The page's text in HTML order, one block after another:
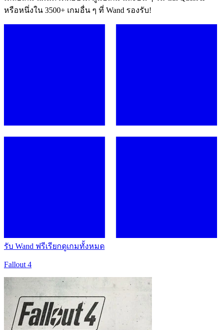
หรือหนึ่งใน 3500+ เกมอื่น ๆ ที่ Wand รองรับ!
รับ Wand ฟรีเรียกดูเกมทั้งหมด
Fallout 4